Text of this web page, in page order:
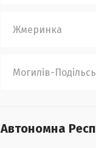
Жмеринка
Могилів-
Автономна